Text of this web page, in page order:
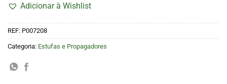
Adicionar à Wishlist
REF: P007208
Categoria: Estufas e Propagadores